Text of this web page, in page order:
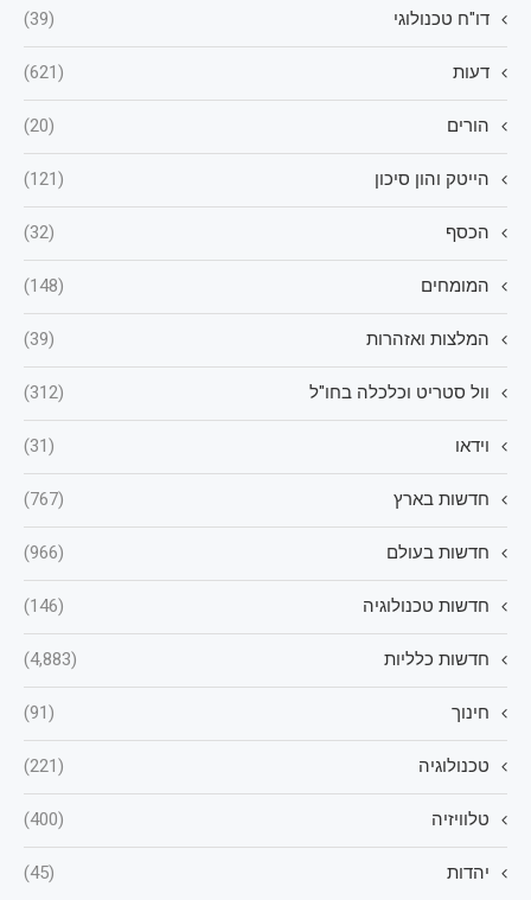
דו"ח טכנולוגי (39)
דעות (621)
הורים (20)
הייטק והון סיכון (121)
הכסף (32)
המומחים (148)
המלצות ואזהרות (39)
וול סטריט וכלכלה בחו"ל (312)
וידאו (31)
חדשות בארץ (767)
חדשות בעולם (966)
חדשות טכנולוגיה (146)
חדשות כלליות (4,883)
חינוך (91)
טכנולוגיה (221)
טלוויזיה (400)
יהדות (45)